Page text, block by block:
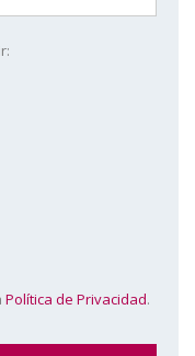
Política de Privacidad.